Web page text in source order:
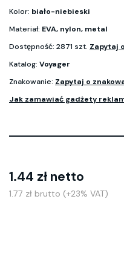
Kolor: biało-niebieski
Materiał: EVA, nylon, metal
Dostępność: 2871 szt. Zapytaj
Katalog: Voyager
Znakowanie: Zapytaj o
Jak zamawiać gadżety
1.44 zł netto
1.77 zł brutto (+23% VAT)